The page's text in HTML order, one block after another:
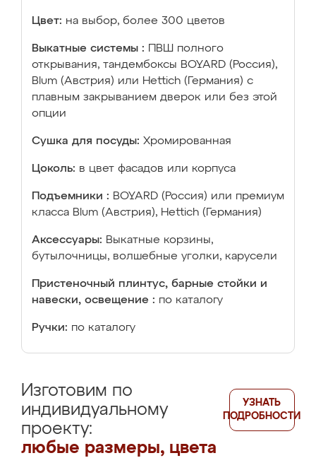
Цвет: на выбор, более 300 цветов
Выкатные системы :
ПВШ полного
открывания, тандембоксы BOYARD (Россия),
Blum (Австрия) или Hettich (Германия) с
плавным закрыванием дверок или без этой
опции
Сушка для посуды: Хромированная
Цоколь: в цвет фасадов или корпуса
Подъемники : BOYARD (Россия) или премиум
класса Blum (Австрия), Hettich (Германия)
Аксессуары: Выкатные корзины,
бутылочницы, волшебные уголки, карусели
Пристеночный плинтус, барные стойки и
навески, освещение : по каталогу
Ручки: по каталогу
Изготовим по
индивидуальному
проекту:
любые размеры, цвета
УЗНАТЬ
ПОДРОБНОСТИ